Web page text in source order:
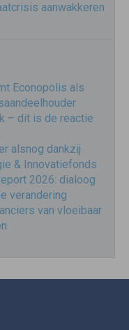
aanwakkeren
Econopolis als
– dit is de reactie
alsnog dankzij
& Innovatiefonds
2026: dialoog
verandering
van vloeibaar